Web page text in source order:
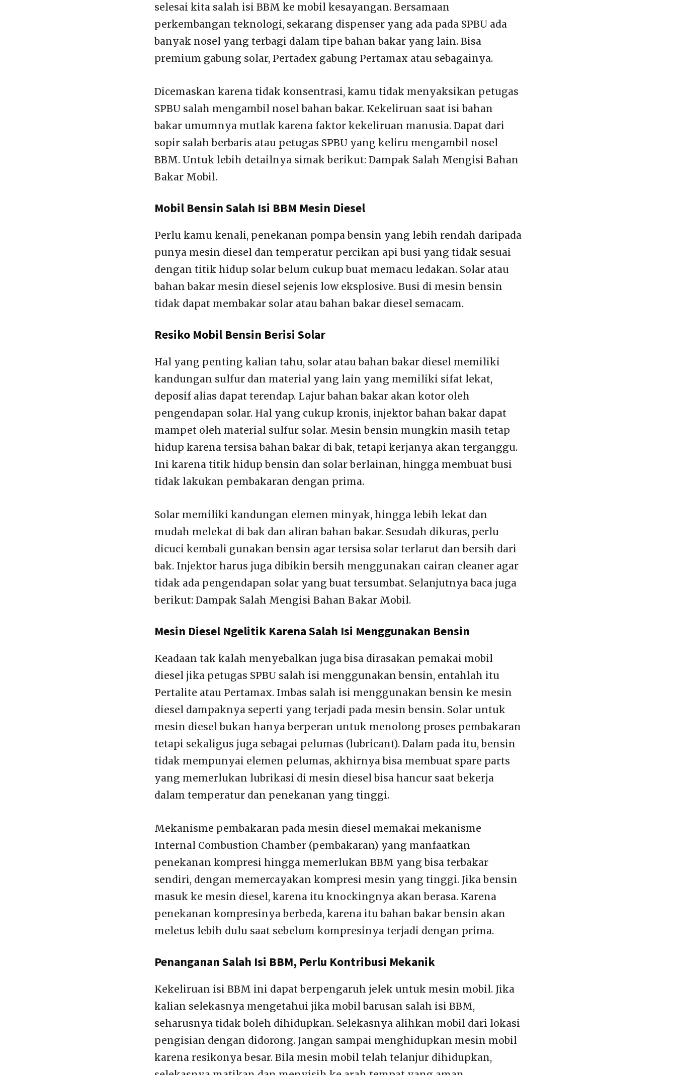
selesai kita salah isi BBM ke mobil kesayangan. Bersamaan
perkembangan teknologi, sekarang dispenser yang ada pada SPBU ada
banyak nosel yang terbagi dalam tipe bahan bakar yang lain. Bisa
premium gabung solar, Pertadex gabung Pertamax atau sebagainya.
Dicemaskan karena tidak konsentrasi, kamu tidak menyaksikan petugas
SPBU salah mengambil nosel bahan bakar. Kekeliruan saat isi bahan
bakar umumnya mutlak karena faktor kekeliruan manusia. Dapat dari
sopir salah berbaris atau petugas SPBU yang keliru mengambil nosel
BBM. Untuk lebih detailnya simak berikut: Dampak Salah Mengisi Bahan
Bakar Mobil.
Mobil Bensin Salah Isi BBM Mesin Diesel
Perlu kamu kenali, penekanan pompa bensin yang lebih rendah daripada
punya mesin diesel dan temperatur percikan api busi yang tidak sesuai
dengan titik hidup solar belum cukup buat memacu ledakan. Solar atau
bahan bakar mesin diesel sejenis low eksplosive. Busi di mesin bensin
tidak dapat membakar solar atau bahan bakar diesel semacam.
Resiko Mobil Bensin Berisi Solar
Hal yang penting kalian tahu, solar atau bahan bakar diesel memiliki
kandungan sulfur dan material yang lain yang memiliki sifat lekat,
deposif alias dapat terendap. Lajur bahan bakar akan kotor oleh
pengendapan solar. Hal yang cukup kronis, injektor bahan bakar dapat
mampet oleh material sulfur solar. Mesin bensin mungkin masih tetap
hidup karena tersisa bahan bakar di bak, tetapi kerjanya akan terganggu.
Ini karena titik hidup bensin dan solar berlainan, hingga membuat busi
tidak lakukan pembakaran dengan prima.
Solar memiliki kandungan elemen minyak, hingga lebih lekat dan
mudah melekat di bak dan aliran bahan bakar. Sesudah dikuras, perlu
dicuci kembali gunakan bensin agar tersisa solar terlarut dan bersih dari
bak. Injektor harus juga dibikin bersih menggunakan cairan cleaner agar
tidak ada pengendapan solar yang buat tersumbat. Selanjutnya baca juga
berikut: Dampak Salah Mengisi Bahan Bakar Mobil.
Mesin Diesel Ngelitik Karena Salah Isi Menggunakan Bensin
Keadaan tak kalah menyebalkan juga bisa dirasakan pemakai mobil
diesel jika petugas SPBU salah isi menggunakan bensin, entahlah itu
Pertalite atau Pertamax. Imbas salah isi menggunakan bensin ke mesin
diesel dampaknya seperti yang terjadi pada mesin bensin. Solar untuk
mesin diesel bukan hanya berperan untuk menolong proses pembakaran
tetapi sekaligus juga sebagai pelumas (lubricant). Dalam pada itu, bensin
tidak mempunyai elemen pelumas, akhirnya bisa membuat spare parts
yang memerlukan lubrikasi di mesin diesel bisa hancur saat bekerja
dalam temperatur dan penekanan yang tinggi.
Mekanisme pembakaran pada mesin diesel memakai mekanisme
Internal Combustion Chamber (pembakaran) yang manfaatkan
penekanan kompresi hingga memerlukan BBM yang bisa terbakar
sendiri, dengan memercayakan kompresi mesin yang tinggi. Jika bensin
masuk ke mesin diesel, karena itu knockingnya akan berasa. Karena
penekanan kompresinya berbeda, karena itu bahan bakar bensin akan
meletus lebih dulu saat sebelum kompresinya terjadi dengan prima.
Penanganan Salah Isi BBM, Perlu Kontribusi Mekanik
Kekeliruan isi BBM ini dapat berpengaruh jelek untuk mesin mobil. Jika
kalian selekasnya mengetahui jika mobil barusan salah isi BBM,
seharusnya tidak boleh dihidupkan. Selekasnya alihkan mobil dari lokasi
pengisian dengan didorong. Jangan sampai menghidupkan mesin mobil
karena resikonya besar. Bila mesin mobil telah telanjur dihidupkan,